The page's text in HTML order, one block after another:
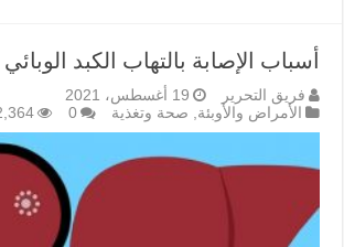
أسباب الإصابة بالتهاب الكبد
فريق التحرير
19 أغسطس، 2021
الأمراض والأوبئة, صحة وتغذية 0